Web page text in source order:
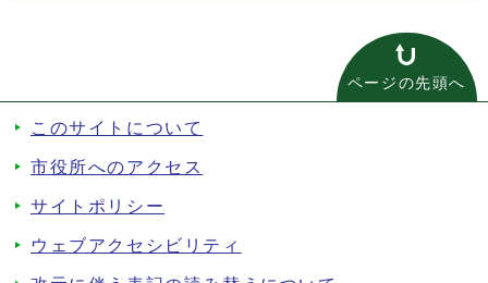
ページの先頭へ
このサイトについて
市役所へのアクセス
サイトポリシー
ウェブアクセシビリティ